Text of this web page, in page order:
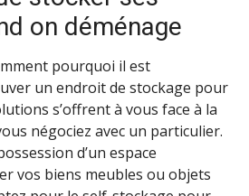
on déménage
pourquoi il est
un endroit de stockage pour
s’offrent à vous face à la
négociez avec un particulier.
d’un espace
vos biens meubles ou objets